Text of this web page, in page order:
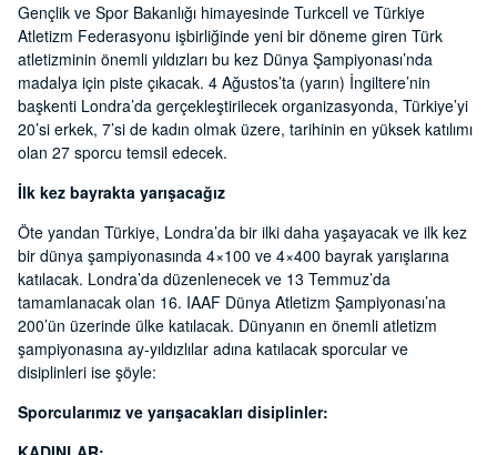
Gençlik ve Spor Bakanlığı himayesinde Turkcell ve Türkiye
Atletizm Federasyonu işbirliğinde yeni bir döneme giren Türk
atletizminin önemli yıldızları bu kez Dünya Şampiyonası’nda
madalya için piste çıkacak. 4 Ağustos’ta (yarın) İngiltere’nin
başkenti Londra’da gerçekleştirilecek organizasyonda, Türkiye’yi
20’si erkek, 7’si de kadın olmak üzere, tarihinin en yüksek katılımı
olan 27 sporcu temsil edecek.
İlk kez bayrakta yarışacağız
Öte yandan Türkiye, Londra’da bir ilki daha yaşayacak ve ilk kez
bir dünya şampiyonasında 4×100 ve 4×400 bayrak yarışlarına
katılacak. Londra’da düzenlenecek ve 13 Temmuz’da
tamamlanacak olan 16. IAAF Dünya Atletizm Şampiyonası’na
200’ün üzerinde ülke katılacak. Dünyanın en önemli atletizm
şampiyonasına ay-yıldızlılar adına katılacak sporcular ve
disiplinleri ise şöyle:
Sporcularımız ve yarışacakları disiplinler: